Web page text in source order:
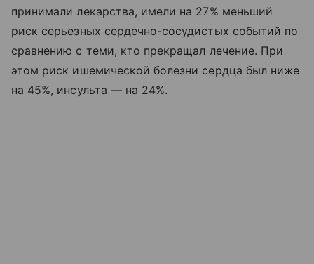
принимали лекарства, имели на 27% меньший
риск серьезных сердечно-сосудистых событий по
сравнению с теми, кто прекращал лечение. При
этом риск ишемической болезни сердца был ниже
на 45%, инсульта — на 24%.